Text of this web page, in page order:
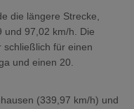
die längere Strecke,
und 97,02 km/h. Die
schließlich für einen
und einen 20.
(339,97 km/h) und